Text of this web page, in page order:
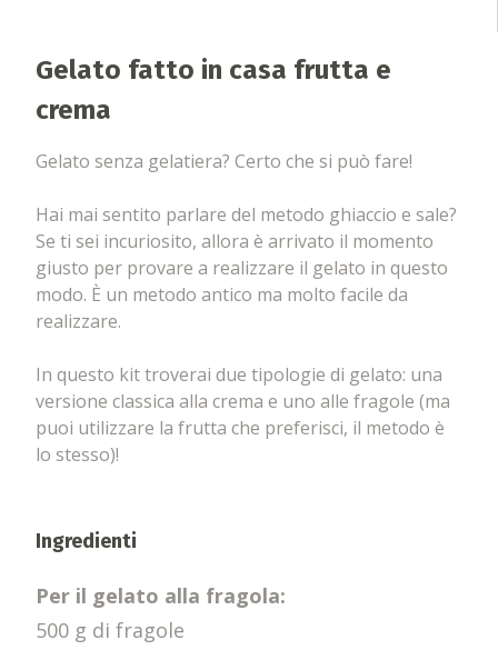
Gelato fatto in casa frutta e
crema
Gelato senza gelatiera? Certo che si può fare!
Hai mai sentito parlare del metodo ghiaccio e sale?
Se ti sei incuriosito, allora è arrivato il momento
giusto per provare a realizzare il gelato in questo
modo. È un metodo antico ma molto facile da
realizzare.
In questo kit troverai due tipologie di gelato: una
versione classica alla crema e uno alle fragole (ma
puoi utilizzare la frutta che preferisci, il metodo è
lo stesso)!
Ingredienti
Per il gelato alla fragola:
500 g di fragole